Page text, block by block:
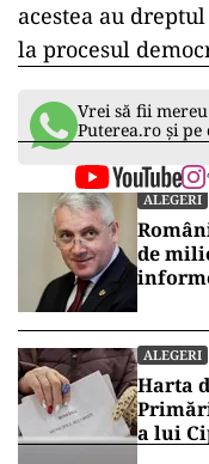
acestea au
la procesul
Vrei să fii
Puterea.ro și
ALEGERI
de
ALEGERI
Harta
a lui